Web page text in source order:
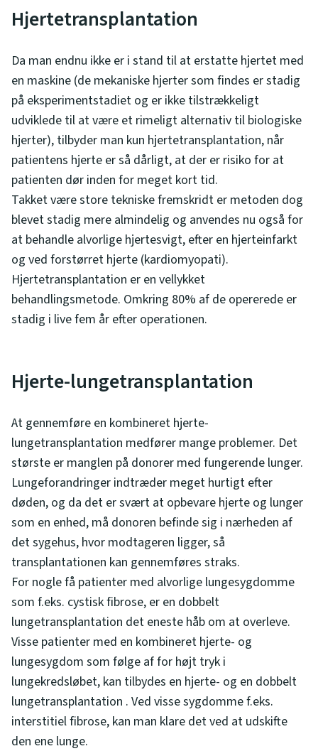
Hjertetransplantation
Da man endnu ikke er i stand til at erstatte hjertet med
en maskine (de mekaniske hjerter som findes er stadig
på eksperimentstadiet og er ikke tilstrækkeligt
udviklede til at være et rimeligt alternativ til biologiske
hjerter), tilbyder man kun hjertetransplantation, når
patientens hjerte er så dårligt, at der er risiko for at
patienten dør inden for meget kort tid.
Takket være store tekniske fremskridt er metoden dog
blevet stadig mere almindelig og anvendes nu også for
at behandle alvorlige hjertesvigt, efter en hjerteinfarkt
og ved forstørret hjerte (kardiomyopati).
Hjertetransplantation er en vellykket
behandlingsmetode. Omkring 80% af de opererede er
stadig i live fem år efter operationen.
Hjerte-lungetransplantation
At gennemføre en kombineret hjerte-
lungetransplantation medfører mange problemer. Det
største er manglen på donorer med fungerende lunger.
Lungeforandringer indtræder meget hurtigt efter
døden, og da det er svært at opbevare hjerte og lunger
som en enhed, må donoren befinde sig i nærheden af
det sygehus, hvor modtageren ligger, så
transplantationen kan gennemføres straks.
For nogle få patienter med alvorlige lungesygdomme
som f.eks. cystisk fibrose, er en dobbelt
lungetransplantation det eneste håb om at overleve.
Visse patienter med en kombineret hjerte- og
lungesygdom som følge af for højt tryk i
lungekredsløbet, kan tilbydes en hjerte- og en dobbelt
lungetransplantation . Ved visse sygdomme f.eks.
interstitiel fibrose, kan man klare det ved at udskifte
den ene lunge.